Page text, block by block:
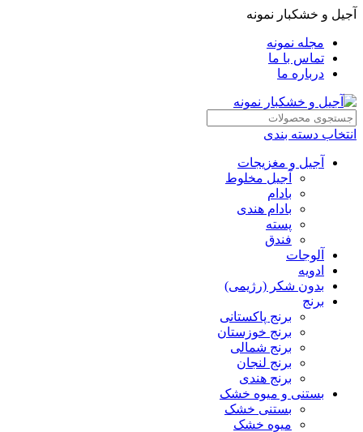
آجیل و خشکبار نمونه
مجله نمونه
تماس با ما
درباره ما
انتخاب دسته بندی
آجیل و مغزیجات
آجیل مخلوط
بادام
بادام هندی
پسته
فندق
آلوجات
ادویه
بدون شکر (رژیمی)
برنج
برنج پاکستانی
برنج خوزستان
برنج شمالی
برنج لنجان
برنج هندی
بستنی و میوه خشک
بستنی خشک
میوه خشک